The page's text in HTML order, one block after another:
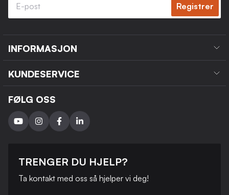
Registrer
INFORMASJON
KUNDESERVICE
FØLG OSS
TRENGER DU HJELP?
Ta kontakt med oss ​​så hjelper vi deg!